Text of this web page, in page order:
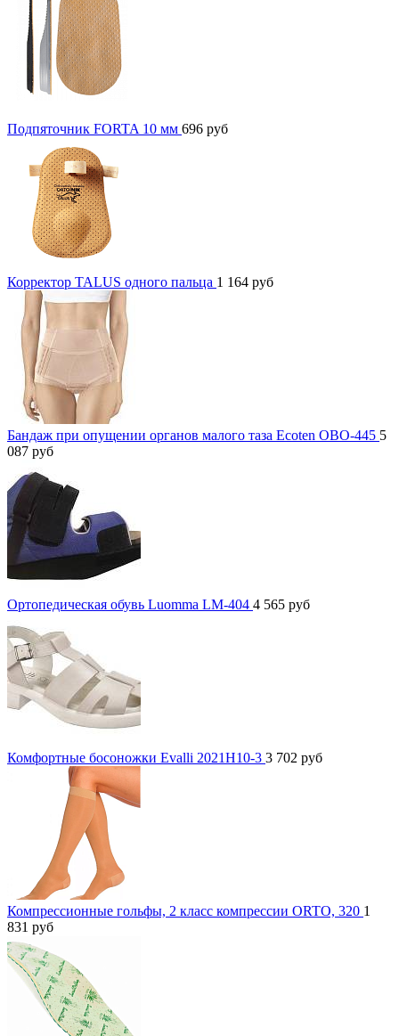
Подпяточник FORTA 10 мм 696 руб
Корректор TALUS одного пальца 1 164 руб
Бандаж при опущении органов малого таза Ecoten ОВО-445 5
087 руб
Ортопедическая обувь Luomma LM-404 4 565 руб
Комфортные босоножки Evalli 2021H10-3 3 702 руб
Компрессионные гольфы, 2 класс компрессии ORTO, 320 1
831 руб